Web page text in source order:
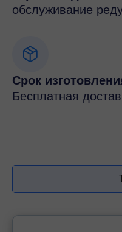
обслуживание
Срок
Бесплатная